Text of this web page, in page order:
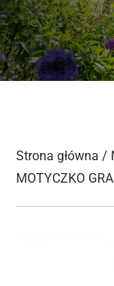
Strona główna /
MOTYCZKO